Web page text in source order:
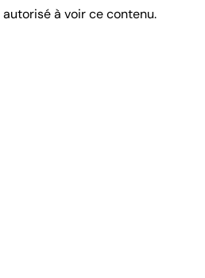
autorisé à voir ce contenu.